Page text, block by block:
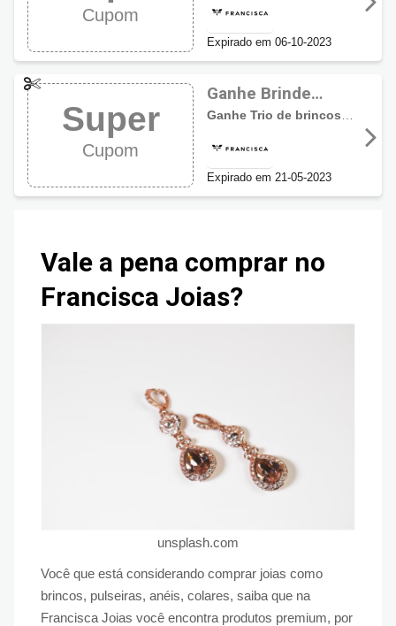
Cupom
Joias
Expirado em 06-10-2023
Super
Cupom
Ganhe Brinde
Exclusivo usando
Joias
Expirado em 21-05-2023
Vale a pena comprar no
Francisca Joias?
unsplash.com
Você que está considerando comprar joias como
brincos, pulseiras, anéis, colares, saiba que na
Francisca Joias você encontra produtos premium, por